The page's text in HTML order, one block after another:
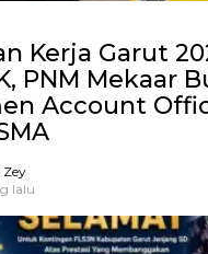
Kerja Garut
PNM Mekaar
Account
Zey
lalu